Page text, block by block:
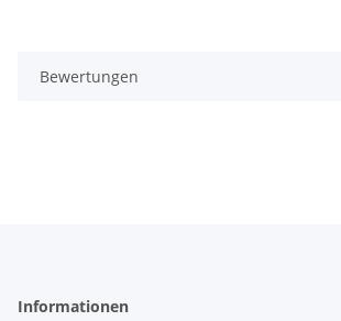
Bewertungen
Informationen